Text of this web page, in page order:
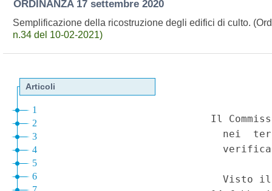
ORDINANZA 17 settembre 2020
Semplificazione della ricostruzione degli edifici di culto.
n.34 del 10-02-2021)